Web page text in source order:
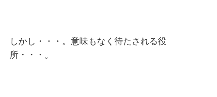
しかし・・・。意味もなく待たされる役
所・・・。